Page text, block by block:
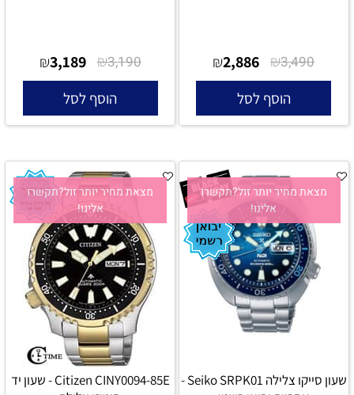
₪3,490
₪2,886
הוסף לסל
₪3,190
₪3,189
הוסף לסל
מצאת מחיר יותר זול?תקשרו
אלינו!
שעון סייקו צלילה Seiko SRPK01 -
מצאת מחיר יותר זול?תקשרו
אלינו!
Citizen CINY0094-85E - שעון יד